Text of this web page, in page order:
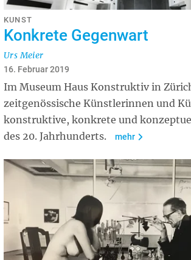
KUNST
Konkrete Gegenwart
Urs Meier
16. Februar 2019
Im Museum Haus Konstruktiv in
zeitgenössische Künstlerinnen und
konstruktive, konkrete und
des 20. Jahrhunderts.
mehr